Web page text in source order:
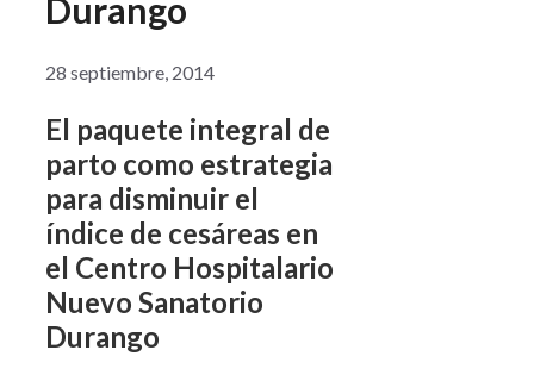
Durango
28 septiembre, 2014
El paquete integral de
parto como estrategia
para disminuir el
índice de cesáreas en
el Centro Hospitalario
Nuevo Sanatorio
Durango